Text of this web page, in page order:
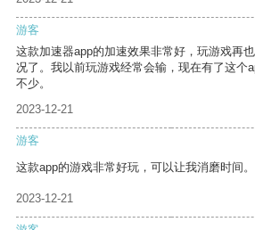
游客
这款加速器app的加速效果非常好，玩游戏再
况了。我以前玩游戏经常会输，现在有了这个
不少。
2023-12-21
游客
这款app的游戏非常好玩，可以让我消磨时间。
2023-12-21